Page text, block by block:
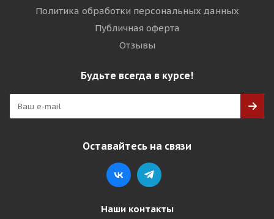
Политика обработки персональных данных
Публичная оферта
Отзывы
Будьте всегда в курсе!
Оставайтесь на связи
Наши контакты